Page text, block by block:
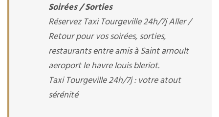
Soirées / Sorties
Réservez Taxi Tourgeville 24h/7j Aller /
Retour pour vos soirées, sorties,
restaurants entre amis à Saint arnoult
aeroport le havre louis bleriot.
Taxi Tourgeville 24h/7j : votre atout
sérénité